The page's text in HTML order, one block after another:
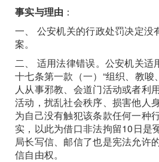
事实与理由 ：
一、 公安机关的行政处罚决定没
案。
二、 适用法律错误。公安机关适
十七条第一款（一）“组织、教
人从事邪教、会道门活动或者利
活动，扰乱社会秩序、损害他人
为自己没有触犯该条款任何一种
实，以此为借口非法拘留10日是
局长写信、邮信了也是宪法允许
信自由权。